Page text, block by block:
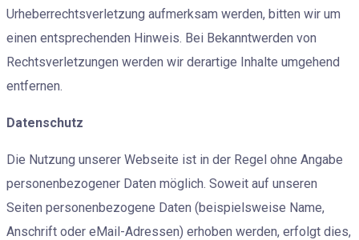
Urheberrechtsverletzung aufmerksam werden, bitten wir um
einen entsprechenden Hinweis. Bei Bekanntwerden von
Rechtsverletzungen werden wir derartige Inhalte umgehend
entfernen.
Datenschutz
Die Nutzung unserer Webseite ist in der Regel ohne Angabe
personenbezogener Daten möglich. Soweit auf unseren
Seiten personenbezogene Daten (beispielsweise Name,
Anschrift oder eMail-Adressen) erhoben werden, erfolgt dies,